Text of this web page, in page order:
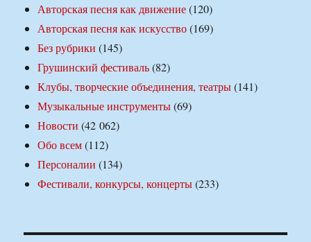
Авторская песня как движение(120)
Авторская песня как искусство(169)
Без рубрики (145)
Грушинский фестиваль(82)
Клубы, творческие объединения, театры(141)
Музыкальные инструменты(69)
Новости (42 062)
Обо всем(112)
Персоналии (134)
Фестивали, конкурсы, концерты(233)